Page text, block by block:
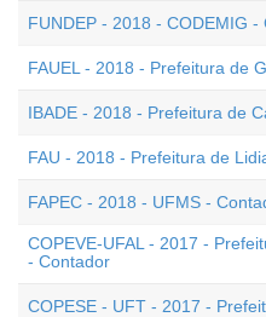
FUNDEP - 2018 - CODEMIG -
FAUEL - 2018 - Prefeitura de
IBADE - 2018 - Prefeitura de
FAU - 2018 - Prefeitura de
FAPEC - 2018 - UFMS -
COPEVE-UFAL - 2017 -
- Contador
COPESE - UFT - 2017 -